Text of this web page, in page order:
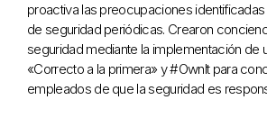
proactiva las preocupaciones identificadas
de seguridad periódicas. Crearon
seguridad mediante la implementación de
«Correcto a la primera» y #OwnIt para
empleados de que la seguridad es